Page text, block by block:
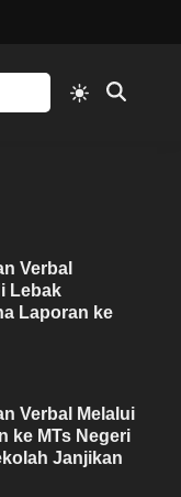
Switch
to
Open
Verbal
Lebak
Laporan ke
Verbal Melalui
ke MTs Negeri
Janjikan